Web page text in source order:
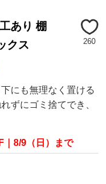
あり 棚
クス
260
にも無理なく置ける
ずにゴミ捨てでき、
｜8/9（日）まで